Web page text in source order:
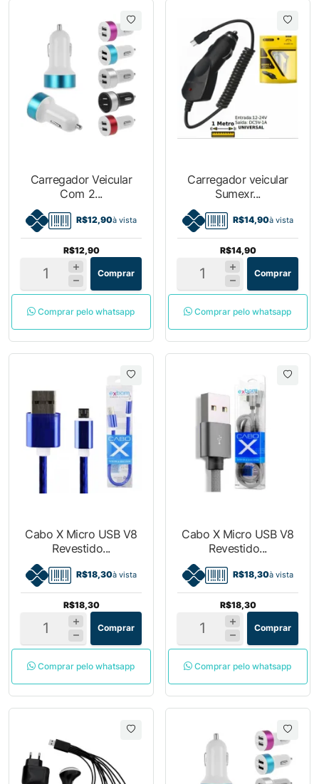
Carregador Veicular
Com 2...
R$12,90à vista
R$12,90
Comprar
Comprar pelo whatsapp
Carregador veicular
Sumexr...
R$14,90à vista
R$14,90
Comprar
Comprar pelo whatsapp
Cabo X Micro USB V8
Revestido...
R$18,30à vista
R$18,30
Comprar
Comprar pelo whatsapp
Cabo X Micro USB V8
Revestido...
R$18,30à vista
R$18,30
Comprar
Comprar pelo whatsapp